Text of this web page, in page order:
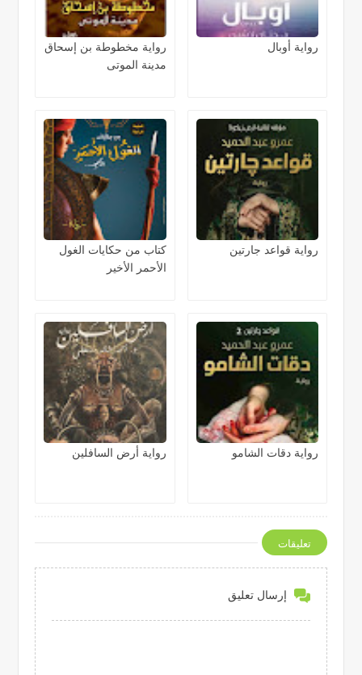
رواية أوبال
رواية مخطوطة بن إسحاق
مدينة الموتى
رواية قواعد جارتين
كتاب من حكايات الغول
الأحمر الأخير
رواية دقات الشامو رواية أرض السافلين
تعليقات
إرسال تعليق